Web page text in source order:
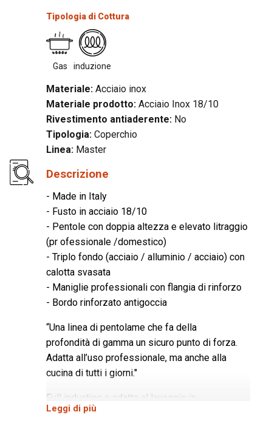
Tipologia di Cottura
Gas induzione
Materiale: Acciaio inox
Materiale prodotto: Acciaio Inox 18/10
Rivestimento antiaderente: No
Tipologia: Coperchio
Linea: Master
Descrizione
- Made in Italy
- Fusto in acciaio 18/10
- Pentole con doppia altezza e elevato litraggio
(pr ofessionale /domestico)
- Triplo fondo (acciaio / alluminio / acciaio) con
calotta svasata
- Maniglie professionali con flangia di rinforzo
- Bordo rinforzato antigoccia
“Una linea di pentolame che fa della
profondità di gamma un sicuro punto di forza.
Adatta all’uso professionale, ma anche alla
cucina di tutti i giorni."
Full induction e adatta al lavaggio in
lavastoviglie
Leggi di più